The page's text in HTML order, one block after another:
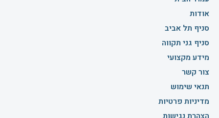
אודות
סניף תל אביב
סניף גני תקווה
מידע מקצועי
צור קשר
תנאי שימוש
מדיניות פרטיות